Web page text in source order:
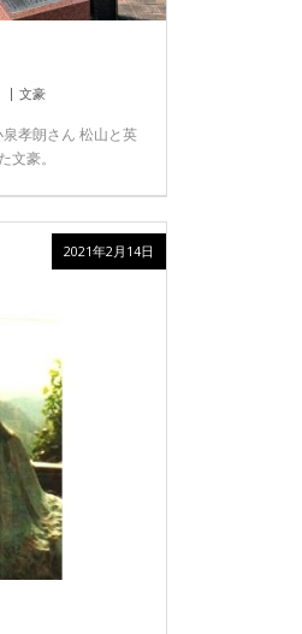
文豪
孝朗さん 松山と英
豪。
2021年2月14日